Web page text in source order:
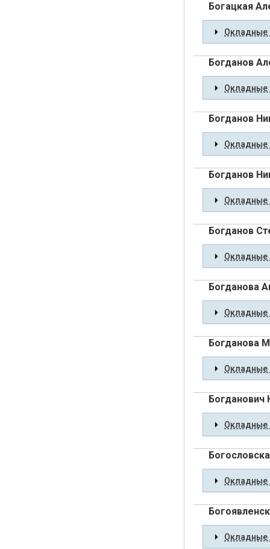
Богацкая
Окладные
Богданов
Окладные
Богданов
Окладные
Богданов
Окладные
Богданов
Окладные
Богданова
Окладные
Богданова
Окладные
Окладные
Окладные
Окладные